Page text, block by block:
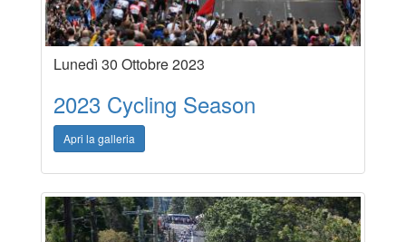
Lunedì 30 Ottobre 2023
2023 Cycling Season
Apri la galleria